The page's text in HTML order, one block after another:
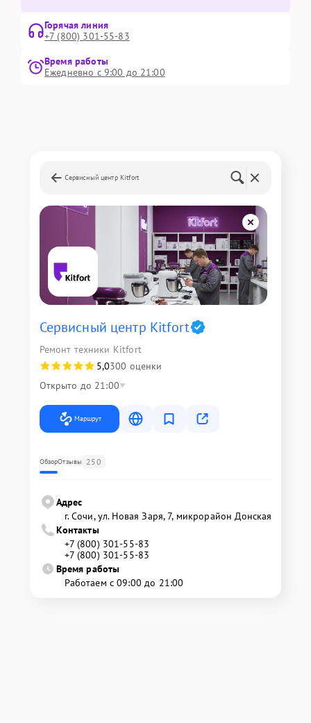
Горячая линия
+7 (800) 301-55-83
Время работы
Ежедневно с 9:00 до 21:00
Сервисный центр Kitfort
Сервисный центр Kitfort
Ремонт техники Kitfort
5,0300 оценки
Открыто до 21:00
Маршрут
ОбзорОтзывы 250
Адрес
г. Сочи, ул. Новая Заря, 7, микрорайон Донская
Контакты
+7 (800) 301-55-83
+7 (800) 301-55-83
Время работы
Работаем с 09:00 до 21:00